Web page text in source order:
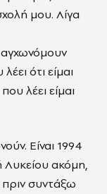
μου. Λίγα
ότι είμαι
λέει είμαι
Είναι 1994
Λυκείου ακόμη,
συντάξω